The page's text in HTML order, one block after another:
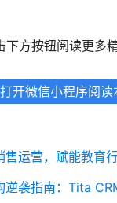
下方按钮阅读更多
打开微信小程序阅读
售运营，赋能教育
指南：Tita CRM一体化如